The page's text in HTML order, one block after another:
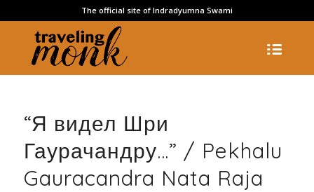
The official site of Indradyumna Swami
“Я видел Шри
Гаурачандру…” / Pekhalu
Gauracandra Nata Raja